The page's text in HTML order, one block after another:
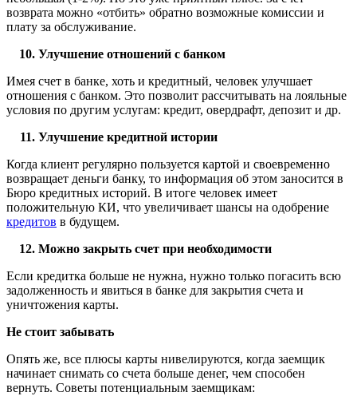
возврата можно «отбить» обратно возможные комиссии и
плату за обслуживание.
Улучшение отношений с банком
Имея счет в банке, хоть и кредитный, человек улучшает
отношения с банком. Это позволит рассчитывать на лояльные
условия по другим услугам: кредит, овердрафт, депозит и др.
Улучшение кредитной истории
Когда клиент регулярно пользуется картой и своевременно
возвращает деньги банку, то информация об этом заносится в
Бюро кредитных историй. В итоге человек имеет
положительную КИ, что увеличивает шансы на одобрение
кредитов в будущем.
Можно закрыть счет при необходимости
Если кредитка больше не нужна, нужно только погасить всю
задолженность и явиться в банке для закрытия счета и
уничтожения карты.
Не стоит забывать
Опять же, все плюсы карты нивелируются, когда заемщик
начинает снимать со счета больше денег, чем способен
вернуть. Советы потенциальным заемщикам: